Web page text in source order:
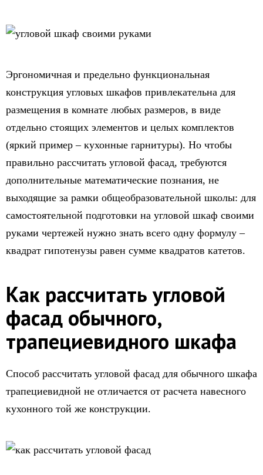
Эргономичная и предельно функциональная
конструкция угловых шкафов привлекательна для
размещения в комнате любых размеров, в виде
отдельно стоящих элементов и целых комплектов
(яркий пример – кухонные гарнитуры). Но чтобы
правильно рассчитать угловой фасад, требуются
дополнительные математические познания, не
выходящие за рамки общеобразовательной школы: для
самостоятельной подготовки на угловой шкаф своими
руками чертежей нужно знать всего одну формулу –
квадрат гипотенузы равен сумме квадратов катетов.
Как рассчитать угловой
фасад обычного,
трапециевидного шкафа
Способ рассчитать угловой фасад для обычного шкафа
трапециевидной не отличается от расчета навесного
кухонного той же конструкции.